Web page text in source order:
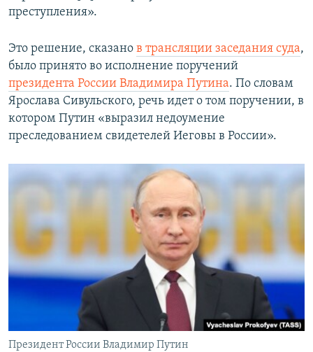
преступления».
Это решение, сказано в трансляции заседания суда,
было принято во исполнение поручений
президента России Владимира Путина. По словам
Ярослава Сивульского, речь идет о том поручении, в
котором Путин «выразил недоумение
преследованием свидетелей Иеговы в России».
Президент России Владимир Путин